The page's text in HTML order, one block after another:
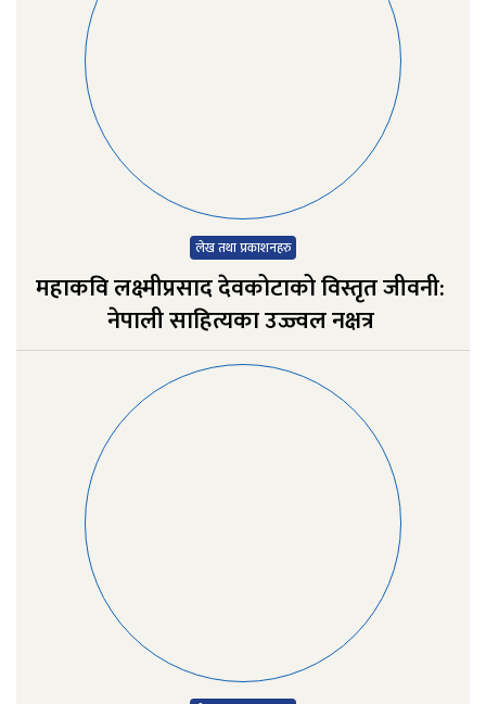
लेख तथा प्रकाशनहरु
महाकवि लक्ष्मीप्रसाद देवकोटाको विस्तृत जीवनी:
नेपाली साहित्यका उज्ज्वल नक्षत्र